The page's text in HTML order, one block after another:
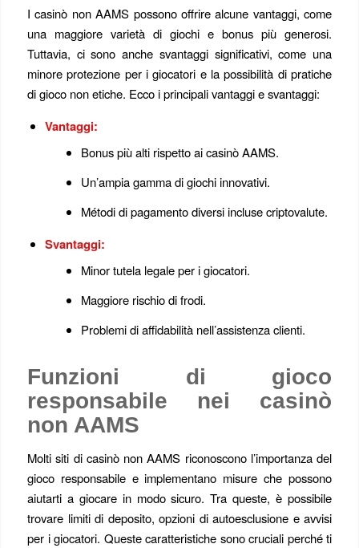
I casinò non AAMS possono offrire alcune vantaggi, come
una maggiore varietà di giochi e bonus più generosi.
Tuttavia, ci sono anche svantaggi significativi, come una
minore protezione per i giocatori e la possibilità di pratiche
di gioco non etiche. Ecco i principali vantaggi e svantaggi:
Vantaggi:
Bonus più alti rispetto ai casinò AAMS.
Un’ampia gamma di giochi innovativi.
Métodi di pagamento diversi incluse criptovalute.
Svantaggi:
Minor tutela legale per i giocatori.
Maggiore rischio di frodi.
Problemi di affidabilità nell’assistenza clienti.
Funzioni di gioco
responsabile nei casinò
non AAMS
Molti siti di casinò non AAMS riconoscono l’importanza del
gioco responsabile e implementano misure che possono
aiutarti a giocare in modo sicuro. Tra queste, è possibile
trovare limiti di deposito, opzioni di autoesclusione e avvisi
per i giocatori. Queste caratteristiche sono cruciali perché ti